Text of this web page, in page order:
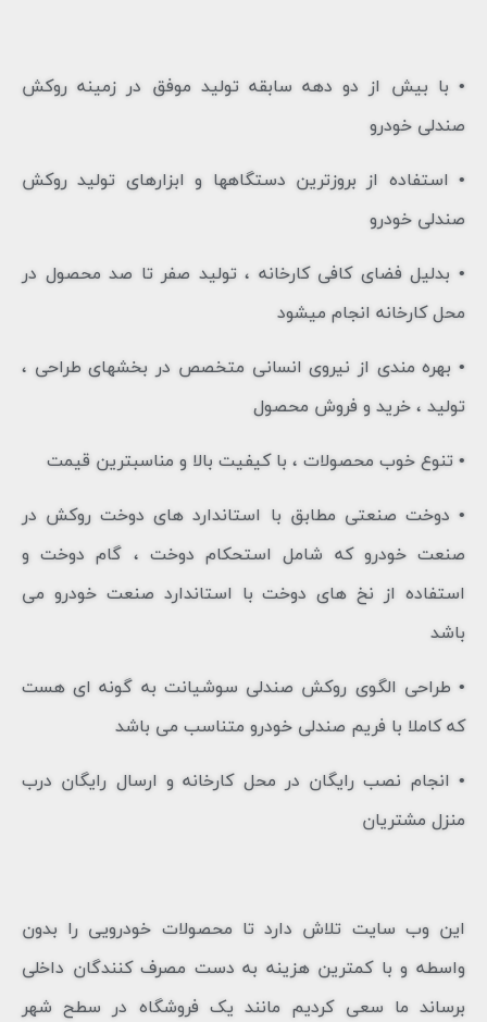
• با بیش از دو دهه سابقه تولید موفق در زمینه روکش
صندلی خودرو
• استفاده از بروزترین دستگاهها و ابزارهای تولید روکش
صندلی خودرو
• بدلیل فضای کافی کارخانه ، تولید صفر تا صد محصول در
محل کارخانه انجام میشود
• بهره مندی از نیروی انسانی متخصص در بخشهای طراحی ،
تولید ، خرید و فروش محصول
• تنوع خوب محصولات ، با کیفیت بالا و مناسبترین قیمت
• دوخت صنعتی مطابق با استاندارد های دوخت روکش در
صنعت خودرو که شامل استحکام دوخت ، گام دوخت و
استفاده از نخ های دوخت با استاندارد صنعت خودرو می
باشد
• طراحی الگوی روکش صندلی سوشیانت به گونه ای هست
که کاملا با فریم صندلی خودرو متناسب می باشد
• انجام نصب رایگان در محل کارخانه و ارسال رایگان درب
منزل مشتریان
این وب سایت تلاش دارد تا محصولات خودرویی را بدون
واسطه و با کمترین هزینه به دست مصرف کنندگان داخلی
برساند ما سعی کردیم مانند یک فروشگاه در سطح شهر